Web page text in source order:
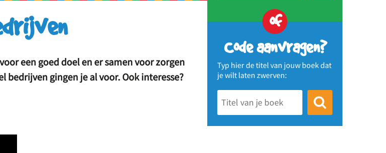
of
Code aanvragen?
Typ hier de titel van jouw boek dat
je wilt laten zwerven:
een goed doel en er samen voor zorgen
bedrijven gingen je al voor. Ook interesse?